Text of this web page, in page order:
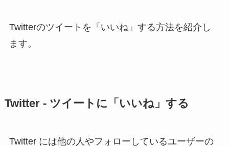
Twitterのツイートを「いいね」する方法を紹介し
ます。
Twitter - ツイートに「いいね」する
Twitter には他の人やフォローしているユーザーの